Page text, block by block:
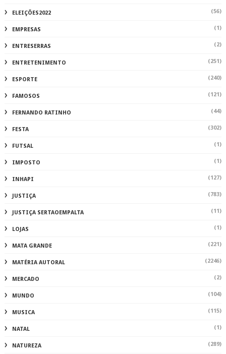
ELEIÇÕES2022 (56)
EMPRESAS (1)
ENTRESERRAS (2)
ENTRETENIMENTO (251)
ESPORTE (240)
FAMOSOS (121)
FERNANDO RATINHO (44)
FESTA (302)
FUTSAL (1)
IMPOSTO (1)
INHAPI (127)
JUSTIÇA (783)
JUSTIÇA SERTAOEMPALTA (11)
LOJAS (1)
MATA GRANDE (221)
MATÉRIA AUTORAL (2246)
MERCADO (2)
MUNDO (104)
MUSICA (115)
NATAL (1)
NATUREZA (289)